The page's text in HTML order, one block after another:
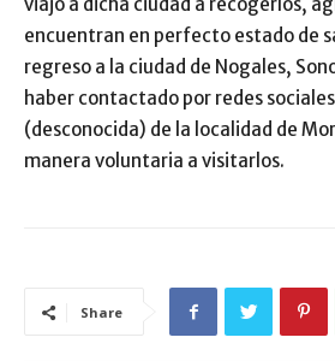
encuentran en perfecto estado de
regreso a la ciudad de Nogales,
haber contactado por redes
(desconocida) de la localidad de
manera voluntaria a visitarlos.
Share